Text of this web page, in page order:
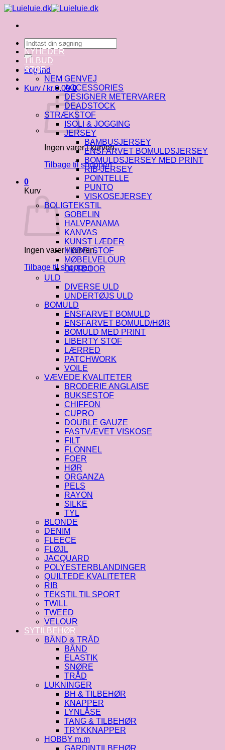
Fortsæt
indhold
Søg
efter:
Log ind
Kurv / kr.0.00 0
Ingen varer i kurven.
Tilbage til shoppen
0
Kurv
Ingen varer i kurven.
Tilbage til shoppen
NYHEDER
TILBUD
STOF
NEM GENVEJ
ACCESSORIES
DESIGNER METERVARER
DEADSTOCK
STRÆKSTOF
ISOLI & JOGGING
JERSEY
BAMBUSJERSEY
ENSFARVET BOMULDSJERSEY
BOMULDSJERSEY MED PRINT
RIB-JERSEY
POINTELLE
PUNTO
VISKOSEJERSEY
BOLIGTEKSTIL
GOBELIN
HALVPANAMA
KANVAS
KUNST LÆDER
MØBELSTOF
MØBELVELOUR
OUTDOOR
ULD
DIVERSE ULD
UNDERTØJS ULD
BOMULD
ENSFARVET BOMULD
ENSFARVET BOMULD/HØR
BOMULD MED PRINT
LIBERTY STOF
LÆRRED
PATCHWORK
VOILE
VÆVEDE KVALITETER
BRODERIE ANGLAISE
BUKSESTOF
CHIFFON
CUPRO
DOUBLE GAUZE
FASTVÆVET VISKOSE
FILT
FLONNEL
FOER
HØR
ORGANZA
PELS
RAYON
SILKE
TYL
BLONDE
DENIM
FLEECE
FLØJL
JACQUARD
POLYESTERBLANDINGER
QUILTEDE KVALITETER
RIB
TEKSTIL TIL SPORT
TWILL
TWEED
VELOUR
SYTILBEHØR
BÅND & TRÅD
BÅND
ELASTIK
SNØRE
TRÅD
LUKNINGER
BH & TILBEHØR
KNAPPER
LYNLÅSE
TANG & TILBEHØR
TRYKKNAPPER
HOBBY m.m
GARDINTILBEHØR